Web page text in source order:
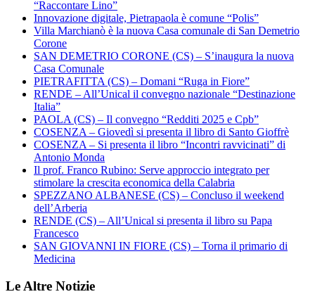
“Raccontare Lino”
Innovazione digitale, Pietrapaola è comune “Polis”
Villa Marchianò è la nuova Casa comunale di San Demetrio
Corone
SAN DEMETRIO CORONE (CS) – S’inaugura la nuova
Casa Comunale
PIETRAFITTA (CS) – Domani “Ruga in Fiore”
RENDE – All’Unical il convegno nazionale “Destinazione
Italia”
PAOLA (CS) – Il convegno “Redditi 2025 e Cpb”
COSENZA – Giovedì si presenta il libro di Santo Gioffrè
COSENZA – Si presenta il libro “Incontri ravvicinati” di
Antonio Monda
Il prof. Franco Rubino: Serve approccio integrato per
stimolare la crescita economica della Calabria
SPEZZANO ALBANESE (CS) – Concluso il weekend
dell’Arberia
RENDE (CS) – All’Unical si presenta il libro su Papa
Francesco
SAN GIOVANNI IN FIORE (CS) – Torna il primario di
Medicina
Le Altre Notizie